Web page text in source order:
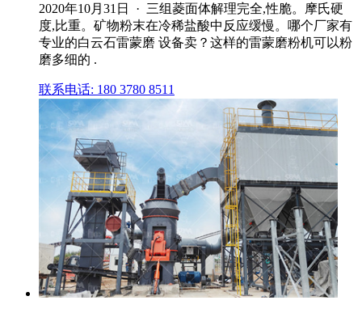
2020年10月31日 · 三组菱面体解理完全,性脆。摩氏硬
度,比重。矿物粉末在冷稀盐酸中反应缓慢。哪个厂家有
专业的白云石雷蒙磨 设备卖？这样的雷蒙磨粉机可以粉
磨多细的 .
联系电话: 180 3780 8511